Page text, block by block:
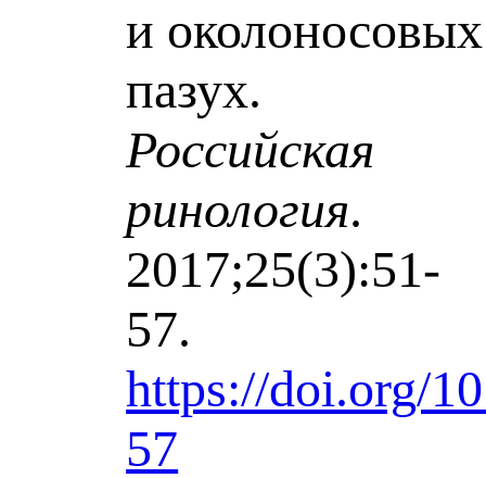
и околоносовых
пазух.
Российская
ринология.
2017;25(3):51-
57.
https://doi.org/
57